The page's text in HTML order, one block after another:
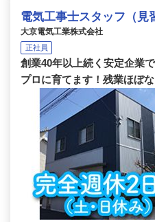
電気工事士スタッフ（見
大京電気工業株式会社
正社員
創業40年以上続く安定企業
プロに育てます！残業ほぼ